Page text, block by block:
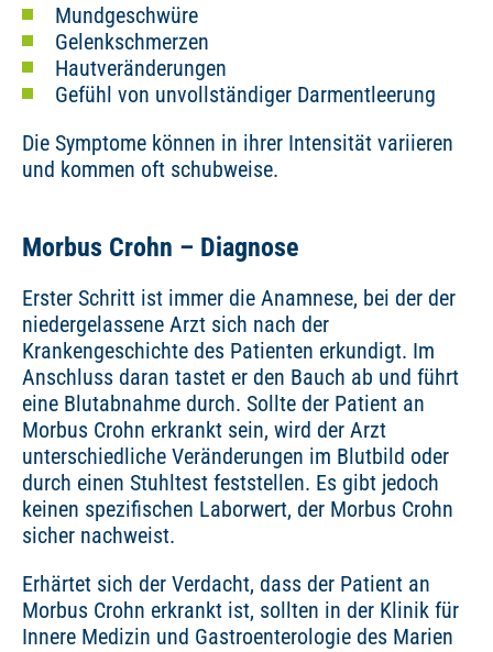
Mundgeschwüre
Gelenkschmerzen
Hautveränderungen
Gefühl von unvollständiger Darmentleerung
Die Symptome können in ihrer Intensität variieren
und kommen oft schubweise.
Morbus Crohn – Diagnose
Erster Schritt ist immer die Anamnese, bei der der
niedergelassene Arzt sich nach der
Krankengeschichte des Patienten erkundigt. Im
Anschluss daran tastet er den Bauch ab und führt
eine Blutabnahme durch. Sollte der Patient an
Morbus Crohn erkrankt sein, wird der Arzt
unterschiedliche Veränderungen im Blutbild oder
durch einen Stuhltest feststellen. Es gibt jedoch
keinen spezifischen Laborwert, der Morbus Crohn
sicher nachweist.
Erhärtet sich der Verdacht, dass der Patient an
Morbus Crohn erkrankt ist, sollten in der Klinik für
Innere Medizin und Gastroenterologie des Marien